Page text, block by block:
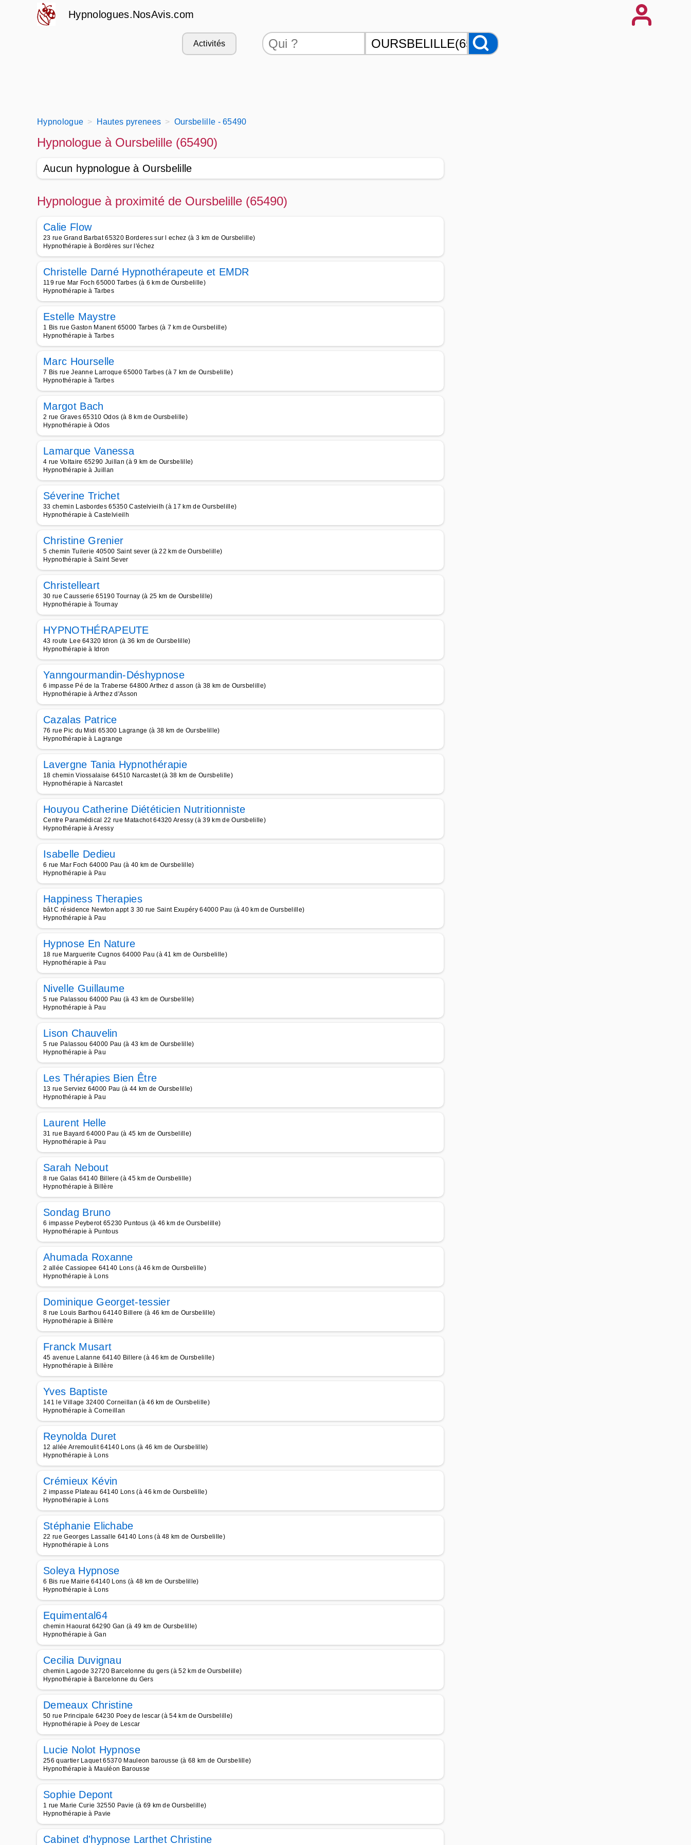
Hypnologues.NosAvis.com
Activités
Hypnologue Hautes pyrenees Oursbelille - 65490
Hypnologue à Oursbelille (65490)
Aucun hypnologue à Oursbelille
Hypnologue à proximité de Oursbelille (65490)
Calie Flow
23 rue Grand Barbat 65320 Borderes sur l echez (à 3 km de Oursbelille)
Hypnothérapie à Bordères sur l'échez
Christelle Darné Hypnothérapeute et EMDR
119 rue Mar Foch 65000 Tarbes (à 6 km de Oursbelille)
Hypnothérapie à Tarbes
Estelle Maystre
1 Bis rue Gaston Manent 65000 Tarbes (à 7 km de Oursbelille)
Hypnothérapie à Tarbes
Marc Hourselle
7 Bis rue Jeanne Larroque 65000 Tarbes (à 7 km de Oursbelille)
Hypnothérapie à Tarbes
Margot Bach
2 rue Graves 65310 Odos (à 8 km de Oursbelille)
Hypnothérapie à Odos
Lamarque Vanessa
4 rue Voltaire 65290 Juillan (à 9 km de Oursbelille)
Hypnothérapie à Juillan
Séverine Trichet
33 chemin Lasbordes 65350 Castelvieilh (à 17 km de Oursbelille)
Hypnothérapie à Castelvieilh
Christine Grenier
5 chemin Tuilerie 40500 Saint sever (à 22 km de Oursbelille)
Hypnothérapie à Saint Sever
Christelleart
30 rue Causserie 65190 Tournay (à 25 km de Oursbelille)
Hypnothérapie à Tournay
HYPNOTHÉRAPEUTE
43 route Lee 64320 Idron (à 36 km de Oursbelille)
Hypnothérapie à Idron
Yanngourmandin-Déshypnose
6 impasse Pé de la Traberse 64800 Arthez d asson (à 38 km de Oursbelille)
Hypnothérapie à Arthez d'Asson
Cazalas Patrice
76 rue Pic du Midi 65300 Lagrange (à 38 km de Oursbelille)
Hypnothérapie à Lagrange
Lavergne Tania Hypnothérapie
18 chemin Viossalaise 64510 Narcastet (à 38 km de Oursbelille)
Hypnothérapie à Narcastet
Houyou Catherine Diététicien Nutritionniste
Centre Paramédical 22 rue Matachot 64320 Aressy (à 39 km de Oursbelille)
Hypnothérapie à Aressy
Isabelle Dedieu
6 rue Mar Foch 64000 Pau (à 40 km de Oursbelille)
Hypnothérapie à Pau
Happiness Therapies
bât C résidence Newton appt 3 30 rue Saint Exupéry 64000 Pau (à 40 km de Oursbelille)
Hypnothérapie à Pau
Hypnose En Nature
18 rue Marguerite Cugnos 64000 Pau (à 41 km de Oursbelille)
Hypnothérapie à Pau
Nivelle Guillaume
5 rue Palassou 64000 Pau (à 43 km de Oursbelille)
Hypnothérapie à Pau
Lison Chauvelin
5 rue Palassou 64000 Pau (à 43 km de Oursbelille)
Hypnothérapie à Pau
Les Thérapies Bien Être
13 rue Serviez 64000 Pau (à 44 km de Oursbelille)
Hypnothérapie à Pau
Laurent Helle
31 rue Bayard 64000 Pau (à 45 km de Oursbelille)
Hypnothérapie à Pau
Sarah Nebout
8 rue Galas 64140 Billere (à 45 km de Oursbelille)
Hypnothérapie à Billère
Sondag Bruno
6 impasse Peyberot 65230 Puntous (à 46 km de Oursbelille)
Hypnothérapie à Puntous
Ahumada Roxanne
2 allée Cassiopee 64140 Lons (à 46 km de Oursbelille)
Hypnothérapie à Lons
Dominique Georget-tessier
8 rue Louis Barthou 64140 Billere (à 46 km de Oursbelille)
Hypnothérapie à Billère
Franck Musart
45 avenue Lalanne 64140 Billere (à 46 km de Oursbelille)
Hypnothérapie à Billère
Yves Baptiste
141 le Village 32400 Corneillan (à 46 km de Oursbelille)
Hypnothérapie à Corneillan
Reynolda Duret
12 allée Arremoulit 64140 Lons (à 46 km de Oursbelille)
Hypnothérapie à Lons
Crémieux Kévin
2 impasse Plateau 64140 Lons (à 46 km de Oursbelille)
Hypnothérapie à Lons
Stéphanie Elichabe
22 rue Georges Lassalle 64140 Lons (à 48 km de Oursbelille)
Hypnothérapie à Lons
Soleya Hypnose
6 Bis rue Mairie 64140 Lons (à 48 km de Oursbelille)
Hypnothérapie à Lons
Equimental64
chemin Haourat 64290 Gan (à 49 km de Oursbelille)
Hypnothérapie à Gan
Cecilia Duvignau
chemin Lagode 32720 Barcelonne du gers (à 52 km de Oursbelille)
Hypnothérapie à Barcelonne du Gers
Demeaux Christine
50 rue Principale 64230 Poey de lescar (à 54 km de Oursbelille)
Hypnothérapie à Poey de Lescar
Lucie Nolot Hypnose
256 quartier Laquet 65370 Mauleon barousse (à 68 km de Oursbelille)
Hypnothérapie à Mauléon Barousse
Sophie Depont
1 rue Marie Curie 32550 Pavie (à 69 km de Oursbelille)
Hypnothérapie à Pavie
Cabinet d'hypnose Larthet Christine